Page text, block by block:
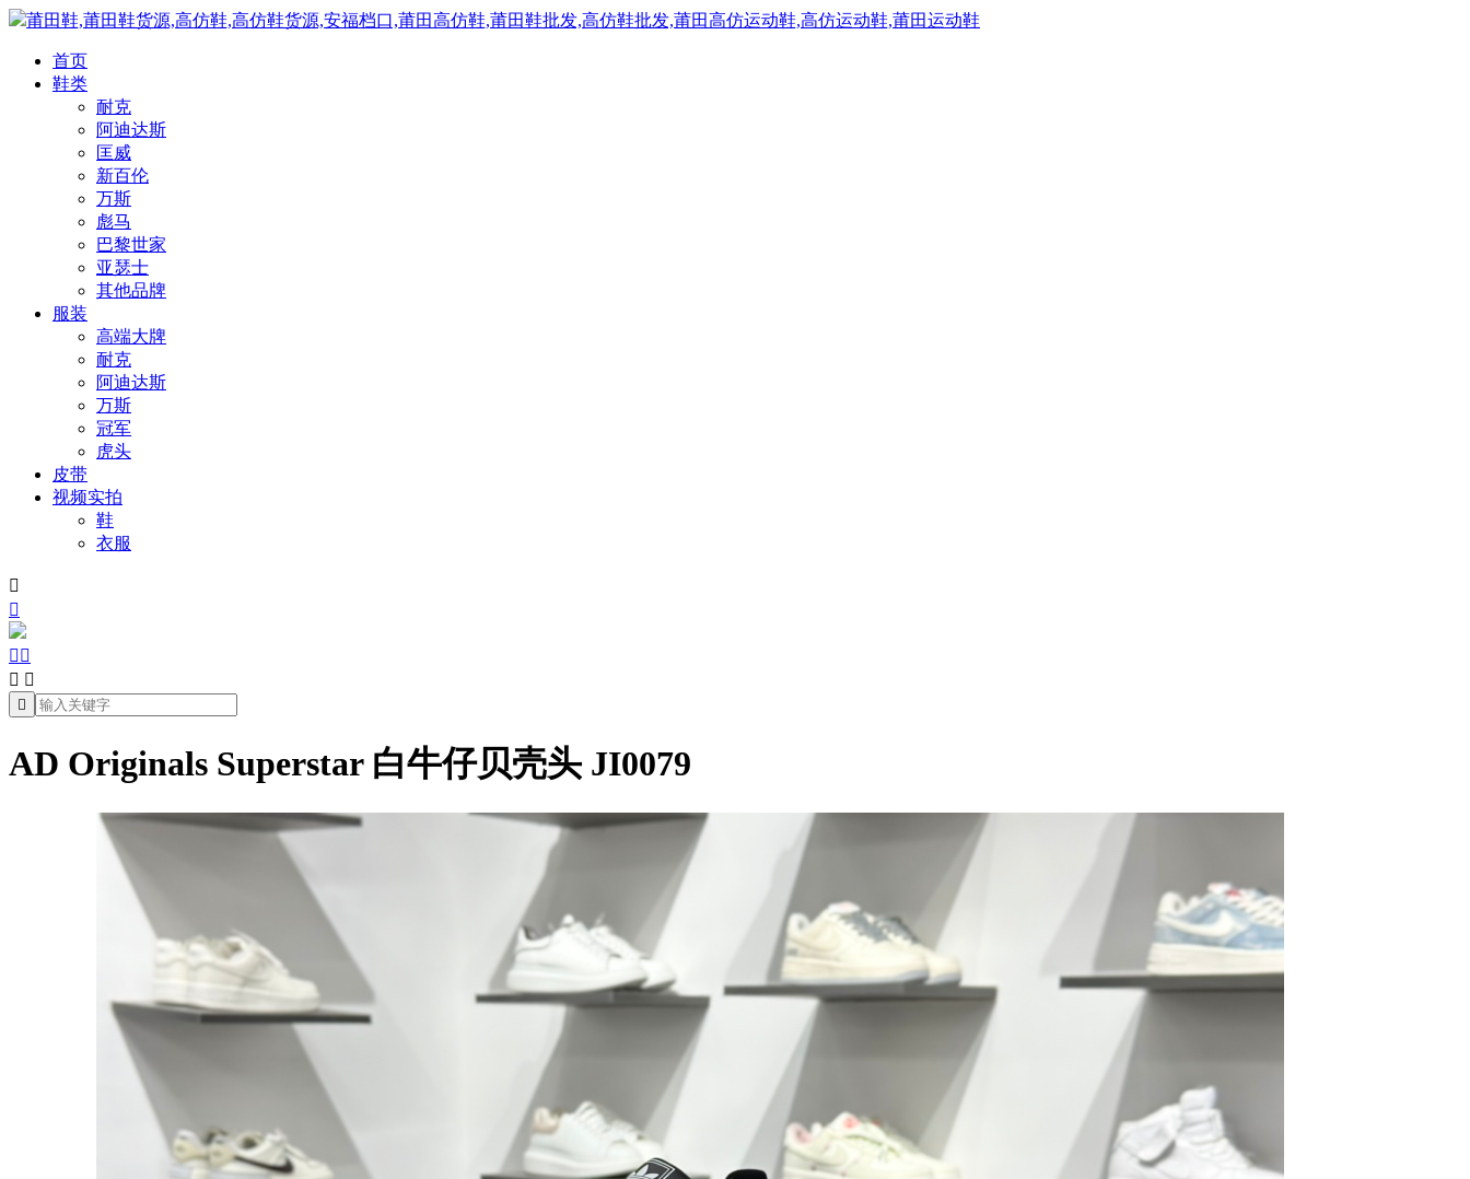
莆田鞋,莆田鞋货源,高仿鞋,高仿鞋货源,安福档口,莆田高仿鞋,莆田鞋批发,高仿鞋批发,莆田高仿运动鞋,高仿运动鞋,莆田运动鞋
首页
鞋类
耐克
阿迪达斯
匡威
新百伦
万斯
彪马
巴黎世家
亚瑟士
其他品牌
服装
高端大牌
耐克
阿迪达斯
万斯
冠军
虎头
皮带
视频实拍
鞋
衣服


 
 

AD Originals Superstar 白牛仔贝壳头 JI0079